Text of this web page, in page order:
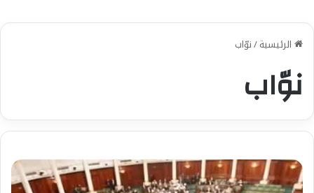
الرئيسية/نوّاب
نوّاب